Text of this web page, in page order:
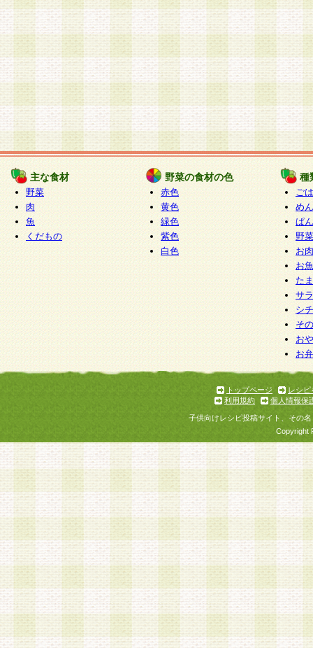
主な食材
野菜
肉
魚
くだもの
野菜の食材の色
赤色
黄色
緑色
紫色
白色
種
ご
めん
ぱん
野
お
お
た
サ
シ
そ
お
お
トップページ
レシピ
利用規約
個人情報保
子供向けレシピ投稿サイト、その
Copyright